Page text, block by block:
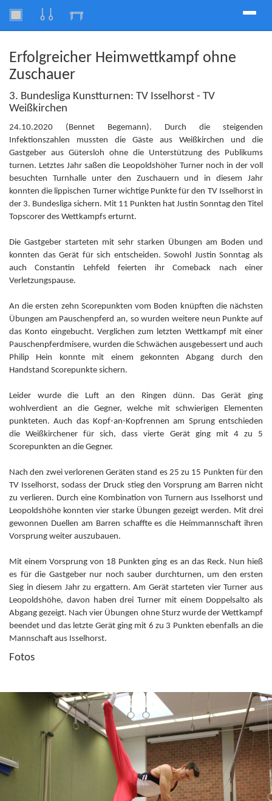
Toggle
Erfolgreicher Heimwettkampf ohne
Zuschauer
3. Bundesliga Kunstturnen: TV Isselhorst - TV
Weißkirchen
24.10.2020 (Bennet Begemann). Durch die steigenden
Infektionszahlen mussten die Gäste aus Weißkirchen und die
Gastgeber aus Gütersloh ohne die Unterstützung des Publikums
turnen. Letztes Jahr saßen die Leopoldshöher Turner noch in der voll
besuchten Turnhalle unter den Zuschauern und in diesem Jahr
konnten die lippischen Turner wichtige Punkte für den TV Isselhorst in
der 3. Bundesliga sichern. Mit 11 Punkten hat Justin Sonntag den Titel
Topscorer des Wettkampfs erturnt.
Die Gastgeber starteten mit sehr starken Übungen am Boden und
konnten das Gerät für sich entscheiden. Sowohl Justin Sonntag als
auch Constantin Lehfeld feierten ihr Comeback nach einer
Verletzungspause.
An die ersten zehn Scorepunkten vom Boden knüpften die nächsten
Übungen am Pauschenpferd an, so wurden weitere neun Punkte auf
das Konto eingebucht. Verglichen zum letzten Wettkampf mit einer
Pauschenpferdmisere, wurden die Schwächen ausgebessert und auch
Philip Hein konnte mit einem gekonnten Abgang durch den
Handstand Scorepunkte sichern.
Leider wurde die Luft an den Ringen dünn. Das Gerät ging
wohlverdient an die Gegner, welche mit schwierigen Elementen
punkteten. Auch das Kopf-an-Kopfrennen am Sprung entschieden
die Weißkirchener für sich, dass vierte Gerät ging mit 4 zu 5
Scorepunkten an die Gegner.
Nach den zwei verlorenen Geräten stand es 25 zu 15 Punkten für den
TV Isselhorst, sodass der Druck stieg den Vorsprung am Barren nicht
zu verlieren. Durch eine Kombination von Turnern aus Isselhorst und
Leopoldshöhe konnten vier starke Übungen gezeigt werden. Mit drei
gewonnen Duellen am Barren schaffte es die Heimmannschaft ihren
Vorsprung weiter auszubauen.
Mit einem Vorsprung von 18 Punkten ging es an das Reck. Nun hieß
es für die Gastgeber nur noch sauber durchturnen, um den ersten
Sieg in diesem Jahr zu ergattern. Am Gerät starteten vier Turner aus
Leopoldshöhe, davon haben drei Turner mit einem Doppelsalto als
Abgang gezeigt. Nach vier Übungen ohne Sturz wurde der Wettkampf
beendet und das letzte Gerät ging mit 6 zu 3 Punkten ebenfalls an die
Mannschaft aus Isselhorst.
Fotos